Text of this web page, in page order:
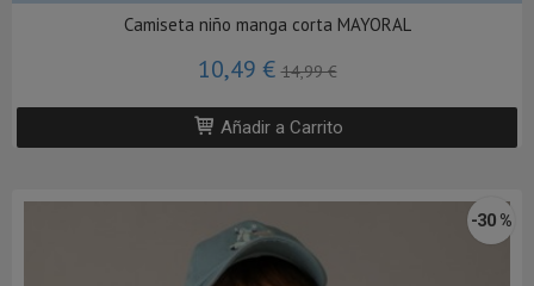
Camiseta niño manga corta MAYORAL
10,49 €14,99 €
Añadir a Carrito
-30 %